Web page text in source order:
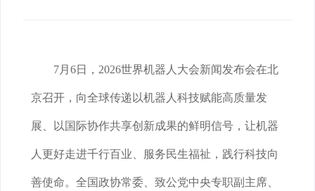
7月6日，2026世界机器人大会新闻发布会在北
京召开，向全球传递以机器人科技赋能高质量发
展、以国际协作共享创新成果的鲜明信号，让机器
人更好走进千行百业、服务民生福祉，践行科技向
善使命。全国政协常委、致公党中央专职副主席、